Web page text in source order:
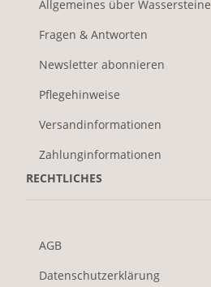
Allgemeines über Wassersteine
Fragen & Antworten
Newsletter abonnieren
Pflegehinweise
Versandinformationen
Zahlunginformationen
RECHTLICHES
AGB
Datenschutzerklärung